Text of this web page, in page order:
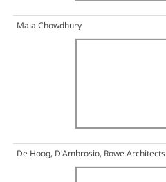
Maia Chowdhury
De Hoog, D'Ambrosio, Rowe Architects